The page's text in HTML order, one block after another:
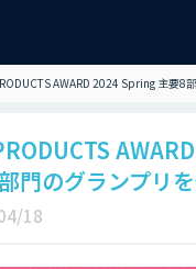
AWARD 2024 Spring 主要8
門のグランプリを
18